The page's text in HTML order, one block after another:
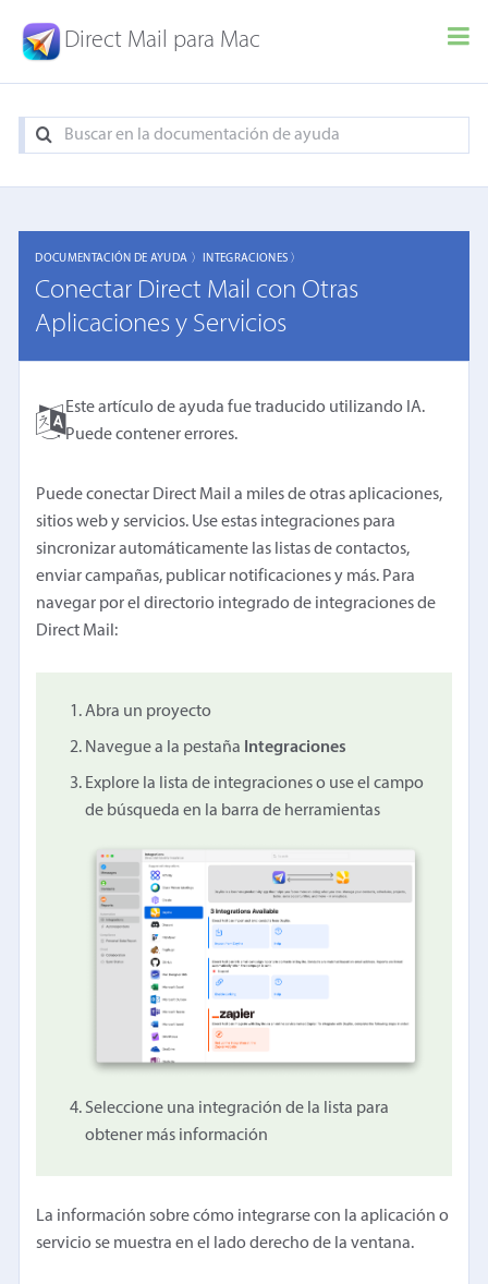
Direct Mail para Mac
DOCUMENTACIÓN DE AYUDA 〉 INTEGRACIONES 〉
Conectar Direct Mail con Otras
Aplicaciones y Servicios
Este artículo de ayuda fue traducido utilizando IA.
Puede contener errores.
Puede conectar Direct Mail a miles de otras aplicaciones,
sitios web y servicios. Use estas integraciones para
sincronizar automáticamente las listas de contactos,
enviar campañas, publicar notificaciones y más. Para
navegar por el directorio integrado de integraciones de
Direct Mail:
Abra un proyecto
Navegue a la pestaña Integraciones
Explore la lista de integraciones o use el campo
de búsqueda en la barra de herramientas
Seleccione una integración de la lista para
obtener más información
La información sobre cómo integrarse con la aplicación o
servicio se muestra en el lado derecho de la ventana.